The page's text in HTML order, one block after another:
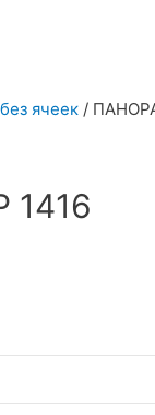
ячеек /